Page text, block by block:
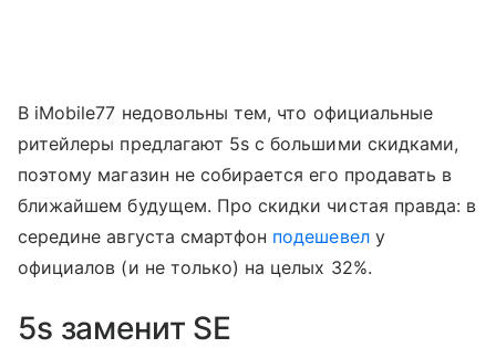
В iMobile77 недовольны тем, что официальные
ритейлеры предлагают 5s с большими скидками,
поэтому магазин не собирается его продавать в
ближайшем будущем. Про скидки чистая правда: в
середине августа смартфон подешевелу
официалов (и не только) на целых 32%.
5s заменит SE